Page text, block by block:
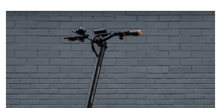
Дизайн — фирменный от Kugoo: угловатые
формы, агрессивные линии, оранжевые акценты
на чёрном фоне. Выглядит дорого и брутально. В
этой модели производитель добавил боковую
подсветку деки – и это не просто декор: в
сумерках она помогает обозначить габариты,
делая райдера заметнее для окружающих.
Технические характеристики,
размеры